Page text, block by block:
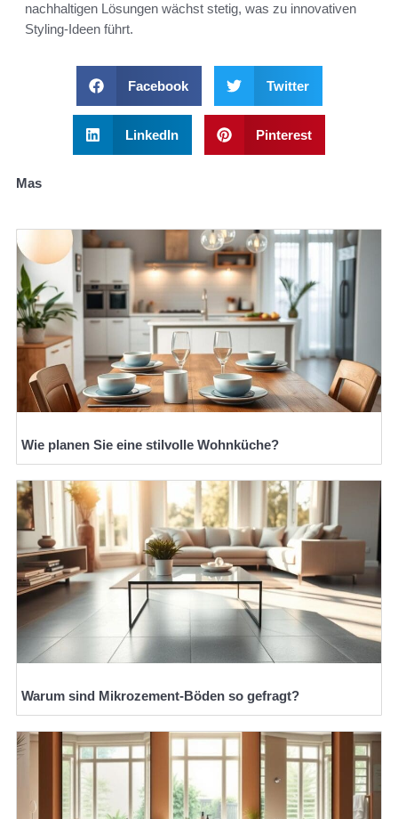
nachhaltigen Lösungen wächst stetig, was zu innovativen
Styling-Ideen führt.
Facebook Twitter
LinkedIn Pinterest
Mas
Wie planen Sie eine stilvolle Wohnküche?
Warum sind Mikrozement-Böden so gefragt?